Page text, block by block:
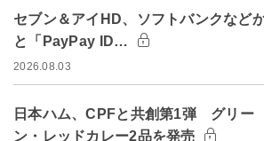
セブン＆アイHD、ソフトバンクなど
と「PayPay ID…
2026.08.03
日本ハム、CPFと共創第1弾 グリー
ン・レッドカレー2品を発売